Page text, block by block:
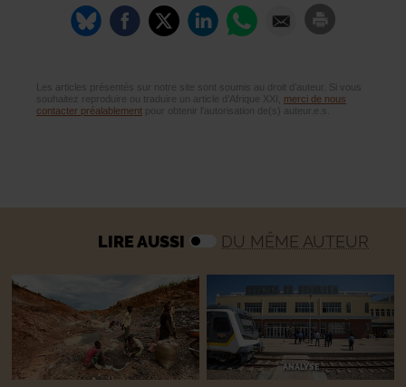
Les articles présentés sur notre site sont soumis au droit d’auteur. Si vous
souhaitez reproduire ou traduire un article d’Afrique XXI, merci de nous
contacter préalablement pour obtenir l’autorisation de(s) auteur.e.s.
LIRE AUSSI DU MÊME AUTEUR
ANALYSE